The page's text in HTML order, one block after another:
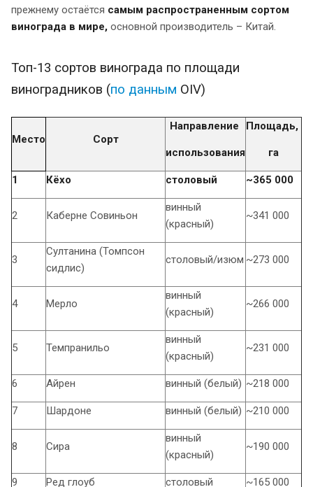
прежнему остаётся самым распространенным сортом
винограда в мире, основной производитель – Китай.
Топ-13 сортов винограда по площади
виноградников (по данным OIV)
Место Сорт
Направление
использования
Площадь,
га
1 Кёхо столовый ~365 000
2 Каберне Совиньон
винный
(красный)
~341 000
3
Султанина (Томпсон
сидлис)
столовый/изюм ~273 000
4 Мерло
винный
(красный)
~266 000
5 Темпранильо
винный
(красный)
~231 000
6 Айрен винный (белый) ~218 000
7 Шардоне винный (белый) ~210 000
8 Сира
винный
(красный)
~190 000
9 Ред глоуб столовый ~165 000